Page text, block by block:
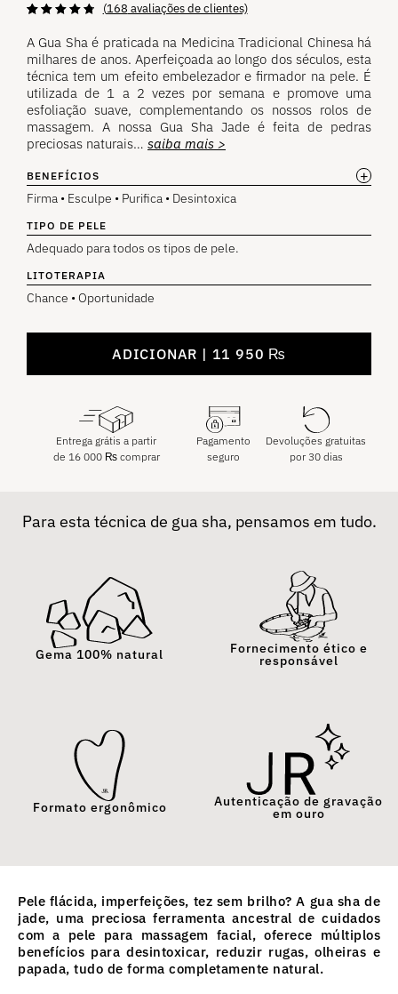
estrelas
com base em
avaliações de
clientes.
(168 avaliações de clientes)
A Gua Sha é praticada na Medicina Tradicional Chinesa há
milhares de anos. Aperfeiçoada ao longo dos séculos, esta
técnica tem um efeito embelezador e firmador na pele. É
utilizada de 1 a 2 vezes por semana e promove uma
esfoliação suave, complementando os nossos rolos de
massagem. A nossa Gua Sha Jade é feita de pedras
preciosas naturais… saiba mais >
BENEFÍCIOS +
Firma • Esculpe • Purifica • Desintoxica
TIPO DE PELE
Adequado para todos os tipos de pele.
LITOTERAPIA
Chance • Oportunidade
ADICIONAR 11 950 ₨
Entrega grátis a partir
de 16 000 ₨comprar
Pagamento
seguro
Devoluções gratuitas
por 30 dias
Para esta técnica de gua sha, pensamos em tudo.
Gema 100% natural Fornecimento ético e
responsável
Formato ergonômico Autenticação de gravação
em ouro
Pele flácida, imperfeições, tez sem brilho? A gua sha de
jade, uma preciosa ferramenta ancestral de cuidados
com a pele para massagem facial, oferece múltiplos
benefícios para desintoxicar, reduzir rugas, olheiras e
papada, tudo de forma completamente natural.